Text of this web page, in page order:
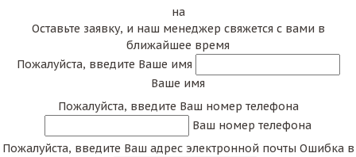
на
Оставьте заявку, и наш менеджер свяжется с вами в
ближайшее время
Пожалуйста, введите Ваше имя
Ваше имя
Пожалуйста, введите Ваш номер телефона
Ваш номер телефона
Пожалуйста, введите Ваш адрес электронной почты Ошибка в